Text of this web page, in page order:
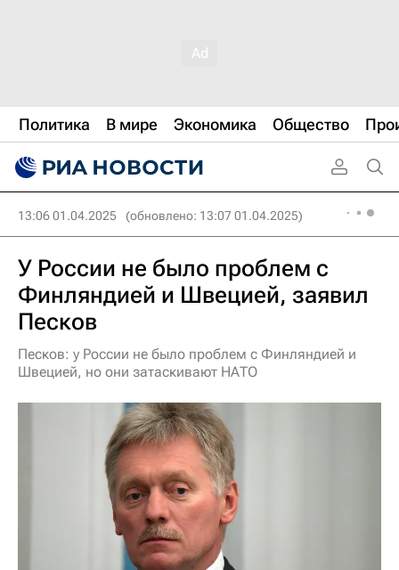
Политика В мире Экономика Общество
13:06 01.04.2025 (обновлено: 13:07 01.04.2025)
У России не было проблем с
Финляндией и Швецией, заявил
Песков
Песков: у России не было проблем с Финляндией и
Швецией, но они затаскивают НАТО